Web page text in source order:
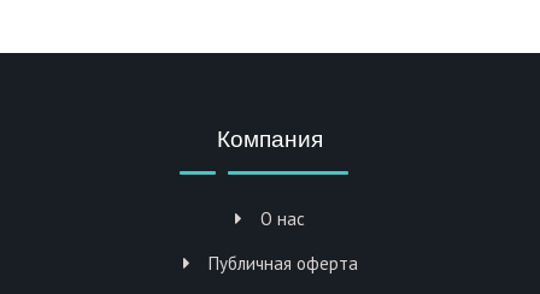
Компания
О нас
Публичная оферта